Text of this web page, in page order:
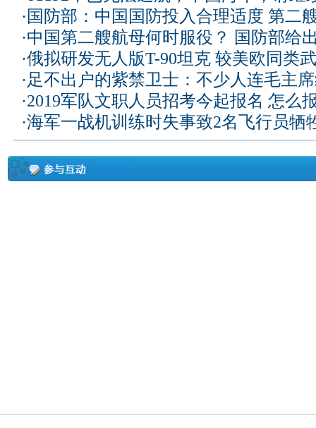
· 国防部：中国国防投入合理适度 第二
·中国第二艘航母何时服役？ 国防部给
·俄拟研发无人版T-90坦克 较美欧同类
·足不出户的紫禁卫士：不少人连毛主
·2019军队文职人员招考今起报名 怎么
·海军一战机训练时失事致2名飞行员牺